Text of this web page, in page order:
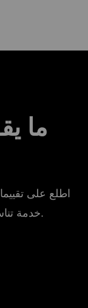
ما
اطلع على
خدمة تناسبك، بناءً على تجاربهم المباشرة.